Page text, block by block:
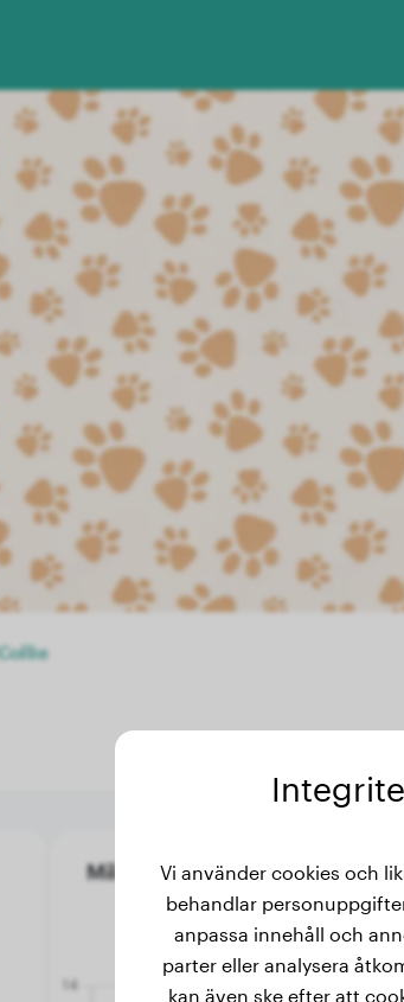
Milo's vikthistorik
Vi använder cookies och
behandlar
anpassa innehåll och
parter eller analysera
kan även ske efter att